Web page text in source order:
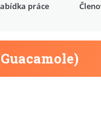
práce